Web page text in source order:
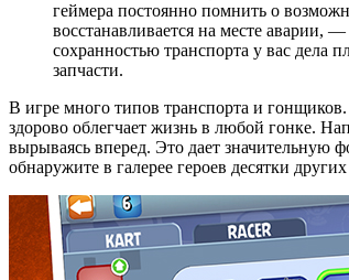
геймера постоянно помнить о
восстанавливается на месте аварии,
сохранностью транспорта у вас дела
запчасти.
В игре много типов транспорта и
здорово облегчает жизнь в любой гонке.
вырываясь вперед. Это дает значительную
обнаружите в галерее героев десятки